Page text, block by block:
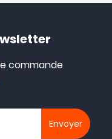
commande